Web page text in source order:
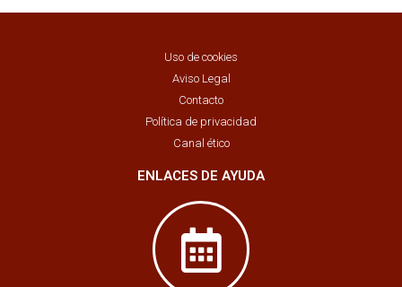
Uso de cookies
Aviso Legal
Contacto
Política de privacidad
Canal ético
ENLACES DE AYUDA